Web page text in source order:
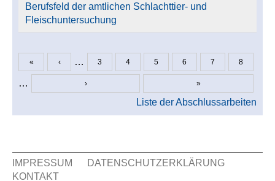
Berufsfeld der amtlichen Schlachttier- und
Fleischuntersuchung
Seiten
« ‹ … 3 4 5 6 7 8
… › »
Liste der Abschlussarbeiten
IMPRESSUM
DATENSCHUTZERKLÄRUNG
KONTAKT